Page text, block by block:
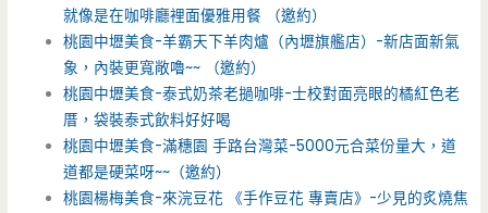
就像是在咖啡廳裡面優雅用餐 （邀約）
桃園中壢美食-羊霸天下羊肉爐（內壢旗艦店）-新店面新氣
象，內裝更寬敞嚕~~ （邀約）
桃園中壢美食-泰式奶茶老撾咖啡-士校對面亮眼的橘紅色老
厝，袋裝泰式飲料好好喝
桃園中壢美食-滿穗園 手路台灣菜-5000元合菜份量大，道
道都是硬菜呀~~（邀約）
桃園楊梅美食-來浣豆花 《手作豆花 專賣店》-少見的炙燒焦